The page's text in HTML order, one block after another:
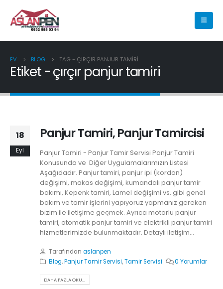
EV BLOG TAG - ÇIRÇIR PANJUR TAMIRI
Etiket - çırçır panjur tamiri
18
Eyl
Panjur Tamiri, Panjur Tamircisi
Panjur Tamiri - Panjur Tamir Servisi Panjur Tamiri
Konusunda ve Diğer Uygulamalarımızın Listesi
Aşağıdadır. Panjur tamiri, panjur ipi (kordon)
değişimi, makas değişimi, kumandalı panjur tamir
bakımı, Kepenk tamiri, Lamel değişimi vs. gibi genel
bakım ve tamir işlerini yapıyoruz yapmanız gereken
bizim ile iletişime geçmek. Ayrıca motorlu panjur
tamiri, otomatik panjur tamiri ve elektrikli panjur tamiri
hizmetlerimizde bulunmaktadır. Detaylı iletişim...
Tarafından aslanpen
Blog,Panjur Tamir Servisi,Tamir Servisi 0 Yorumlar
DAHA FAZLA OKU...